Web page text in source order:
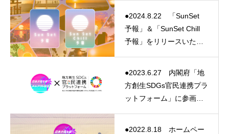
●2024.8.22 「SunSet
予報」＆「SunSet Chill
予報」をリリースいたし
●2023.6.27 内閣府「地
方創生SDGs官民連携プラ
ットフォーム」に参画い
●2022.8.18 ホームペー